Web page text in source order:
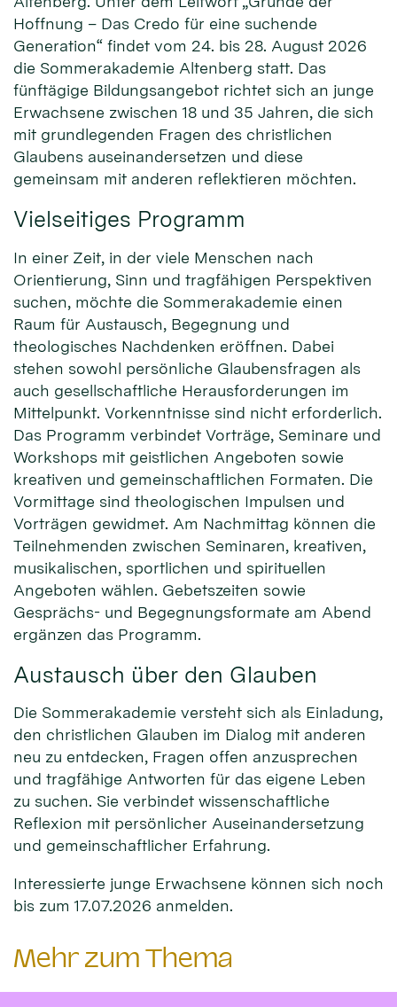
Hoffnung – Das Credo für eine suchende
Generation“ findet vom 24. bis 28. August 2026
die Sommerakademie Altenberg statt. Das
fünftägige Bildungsangebot richtet sich an junge
Erwachsene zwischen 18 und 35 Jahren, die sich
mit grundlegenden Fragen des christlichen
Glaubens auseinandersetzen und diese
gemeinsam mit anderen reflektieren möchten.
Vielseitiges Programm
In einer Zeit, in der viele Menschen nach
Orientierung, Sinn und tragfähigen Perspektiven
suchen, möchte die Sommerakademie einen
Raum für Austausch, Begegnung und
theologisches Nachdenken eröffnen. Dabei
stehen sowohl persönliche Glaubensfragen als
auch gesellschaftliche Herausforderungen im
Mittelpunkt. Vorkenntnisse sind nicht erforderlich.
Das Programm verbindet Vorträge, Seminare und
Workshops mit geistlichen Angeboten sowie
kreativen und gemeinschaftlichen Formaten. Die
Vormittage sind theologischen Impulsen und
Vorträgen gewidmet. Am Nachmittag können die
Teilnehmenden zwischen Seminaren, kreativen,
musikalischen, sportlichen und spirituellen
Angeboten wählen. Gebetszeiten sowie
Gesprächs- und Begegnungsformate am Abend
ergänzen das Programm.
Austausch über den Glauben
Die Sommerakademie versteht sich als Einladung,
den christlichen Glauben im Dialog mit anderen
neu zu entdecken, Fragen offen anzusprechen
und tragfähige Antworten für das eigene Leben
zu suchen. Sie verbindet wissenschaftliche
Reflexion mit persönlicher Auseinandersetzung
und gemeinschaftlicher Erfahrung.
Interessierte junge Erwachsene können sich noch
bis zum 17.07.2026 anmelden.
Mehr zum Thema